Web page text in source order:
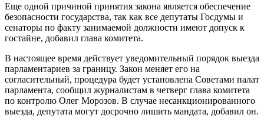
Еще одной причиной принятия закона является обеспечение
безопасности государства, так как все депутаты Госдумы и
сенаторы по факту занимаемой должности имеют допуск к
гостайне, добавил глава комитета.
В настоящее время действует уведомительный порядок выезда
парламентариев за границу. Закон меняет его на
согласительный, процедура будет установлена Советами палат
парламента, сообщил журналистам в четверг глава комитета
по контролю Олег Морозов. В случае несанкционированного
выезда, депутата могут досрочно лишить мандата, добавил он.